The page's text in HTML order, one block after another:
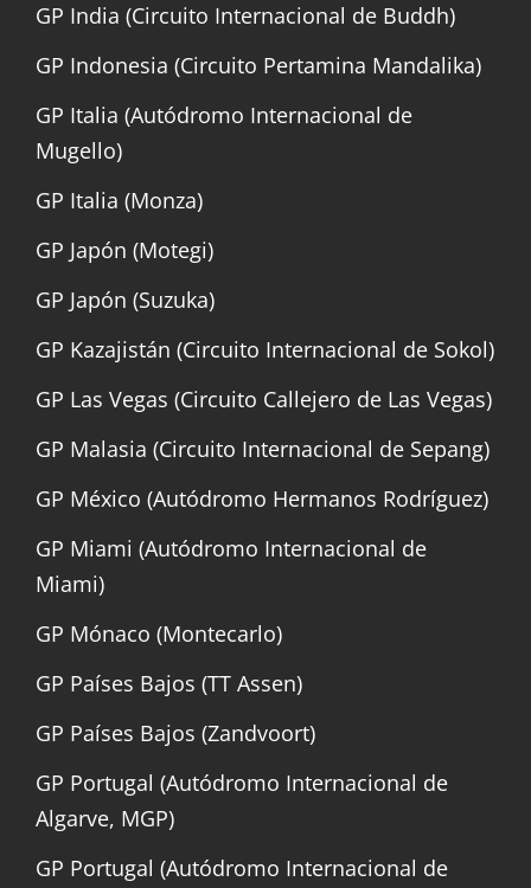
GP India (Circuito Internacional de Buddh)
GP Indonesia (Circuito Pertamina Mandalika)
GP Italia (Autódromo Internacional de
Mugello)
GP Italia (Monza)
GP Japón (Motegi)
GP Japón (Suzuka)
GP Kazajistán (Circuito Internacional de Sokol)
GP Las Vegas (Circuito Callejero de Las Vegas)
GP Malasia (Circuito Internacional de Sepang)
GP México (Autódromo Hermanos Rodríguez)
GP Miami (Autódromo Internacional de
Miami)
GP Mónaco (Montecarlo)
GP Países Bajos (TT Assen)
GP Países Bajos (Zandvoort)
GP Portugal (Autódromo Internacional de
Algarve, MGP)
GP Portugal (Autódromo Internacional de